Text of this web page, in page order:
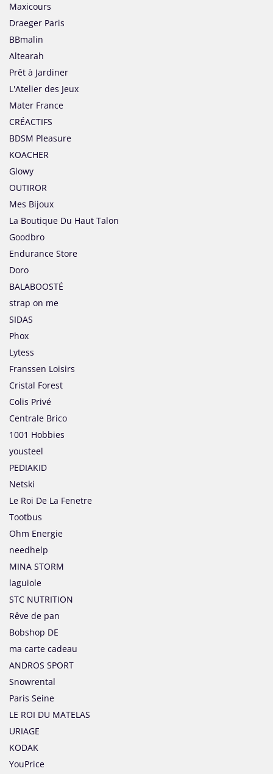
Maxicours
Draeger Paris
BBmalin
Altearah
Prêt à Jardiner
L'Atelier des Jeux
Mater France
CRÉACTIFS
BDSM Pleasure
KOACHER
Glowy
OUTIROR
Mes Bijoux
La Boutique Du Haut Talon
Goodbro
Endurance Store
Doro
BALABOOSTÉ
strap on me
SIDAS
Phox
Lytess
Franssen Loisirs
Cristal Forest
Colis Privé
Centrale Brico
1001 Hobbies
yousteel
PEDIAKID
Netski
Le Roi De La Fenetre
Tootbus
Ohm Energie
needhelp
MINA STORM
laguiole
STC NUTRITION
Rêve de pan
Bobshop DE
ma carte cadeau
ANDROS SPORT
Snowrental
Paris Seine
LE ROI DU MATELAS
URIAGE
KODAK
YouPrice